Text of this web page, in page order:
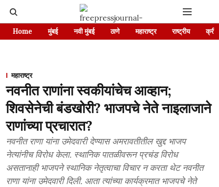
Home मुंबई नवी मुंबई ठाणे महाराष्ट्र राष्ट्रीय
महाराष्ट्र
नवनीत राणांना स्वकीयांचेच आव्हान;
शिवसेनेची बंडखोरी? भाजपचे नेते नाइलाजाने
राणांच्या प्रचारात?
नवनीत राणा यांना उमेदवारी देण्यास अमरावतीतील खुद्द भाजप
नेत्यांनीच विरोध केला. स्थानिक पातळीवरून प्रचंड विरोध
असतानाही भाजपने स्थानिक नेतृत्वाचा विचार न करता थेट नवनीत
राणा यांना उमेदवारी दिली. आता त्यांच्या कार्यक्रमात भाजपचे नेते